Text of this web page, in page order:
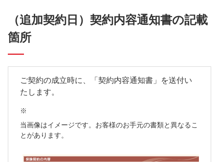
（追加契約日）契約内容通知書の記載
箇所
ご契約の成立時に、「契約内容通知書」を送付い
たします。
※
当画像はイメージです。お客様のお手元の書類と異なるこ
とがあります。